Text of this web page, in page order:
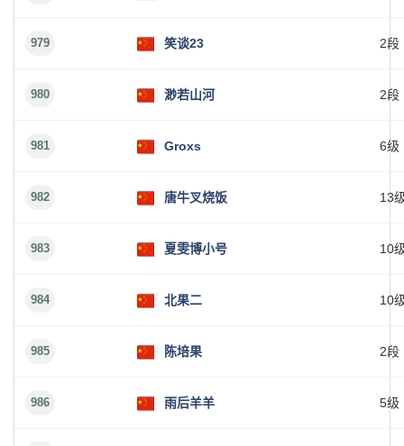
979 笑谈23 2段
980 渺若山河 2段
981 Groxs 6级
982 唐牛叉烧饭 13
983 夏雯博小号 10
984 北果二 10
985 陈培果 2段
986 雨后羊羊 5级